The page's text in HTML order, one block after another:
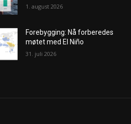
1. august 2026
Forebygging: Nå forberedes
møtet med El Niño
31. juli 2026